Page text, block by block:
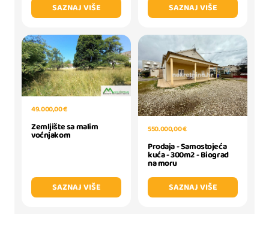
SAZNAJ VIŠE
SAZNAJ VIŠE
49.000,00 €
Zemljište sa malim
voćnjakom
SAZNAJ VIŠE
550.000,00 €
Prodaja - Samostojeća
kuća - 300m2 - Biograd
na moru
SAZNAJ VIŠE